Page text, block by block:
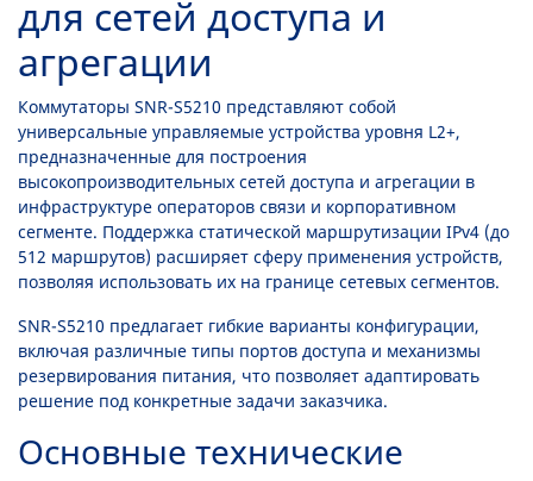
для сетей доступа и
агрегации
Коммутаторы SNR-S5210 представляют собой
универсальные управляемые устройства уровня L2+,
предназначенные для построения
высокопроизводительных сетей доступа и агрегации в
инфраструктуре операторов связи и корпоративном
сегменте. Поддержка статической маршрутизации IPv4 (до
512 маршрутов) расширяет сферу применения устройств,
позволяя использовать их на границе сетевых сегментов.
SNR-S5210 предлагает гибкие варианты конфигурации,
включая различные типы портов доступа и механизмы
резервирования питания, что позволяет адаптировать
решение под конкретные задачи заказчика.
Основные технические